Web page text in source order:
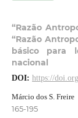
“Razão
“Razão
básico para
nacional
DOI: https://
Márcio dos S. Freire
165-195